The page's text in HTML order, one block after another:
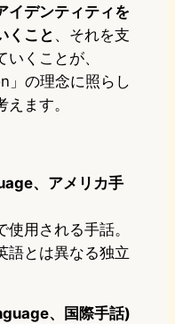
イデンティティを
くこと 、それを支
くことが、
」の理念に照らし
ます。
、アメリカ手
用される手話。
語とは異なる独立
、国際手話)